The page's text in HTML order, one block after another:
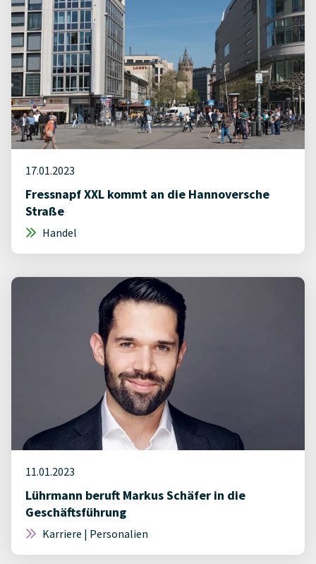
17.01.2023
Fressnapf XXL kommt an die Hannoversche
Straße
Handel
11.01.2023
Lührmann beruft Markus Schäfer in die
Geschäftsführung
Karriere | Personalien